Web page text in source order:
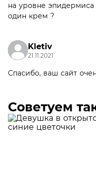
на уровне
один крем ?
Kletiv
21.11.2021
Спасибо, ваш сайт
Советуем